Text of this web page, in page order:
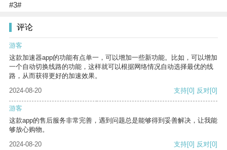
#3#
评论
游客
这款加速器app的功能有点单一，可以增加一些新功能。比如，可以增加
一个自动切换线路的功能，这样就可以根据网络情况自动选择最优的线
路，从而获得更好的加速效果。
2024-08-20
支持[0] 反对[0]
游客
这款app的售后服务非常完善，遇到问题总是能够得到妥善解决，让我能
够放心购物。
2024-08-20
支持[0] 反对[0]